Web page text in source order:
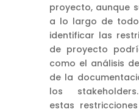
proyecto, aunque
a lo largo de
identificar las
de proyecto
como el análisis
de la
los
estas